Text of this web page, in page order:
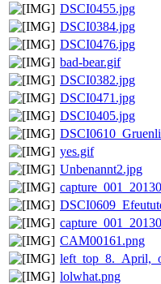
DSCI0455.jpg
DSCI0384.jpg
DSCI0476.jpg
bad-bear.gif
DSCI0382.jpg
DSCI0471.jpg
DSCI0405.jpg
yes.gif
Unbenannt2.jpg
CAM00161.png
lolwhat.png